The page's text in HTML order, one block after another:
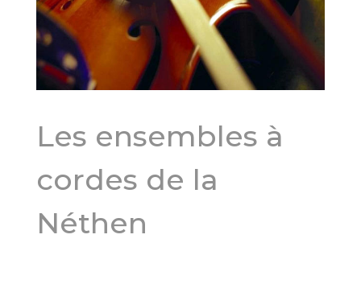
Les ensembles à
cordes de la
Néthen